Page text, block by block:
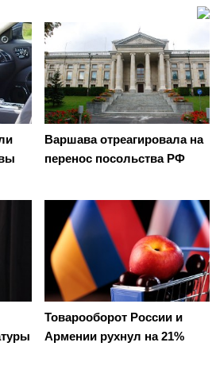
Варшава отреагировала на
перенос посольства РФ
Товарооборот России и
Армении рухнул на 21%